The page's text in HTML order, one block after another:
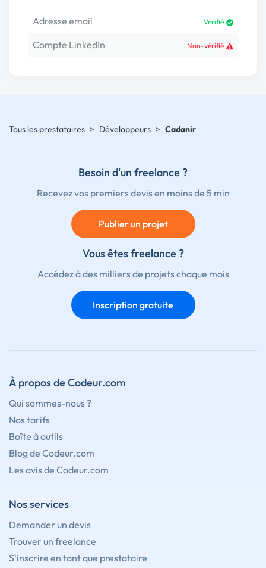
Adresse email Vérifié
Compte LinkedIn Non-vérifié
Tous les prestataires > Développeurs > Cadanir
Besoin d'un freelance ?
Recevez vos premiers devis en moins de 5 min
Publier un projet
Vous êtes freelance ?
Accédez à des milliers de projets chaque mois
Inscription gratuite
À propos de Codeur.com
Qui sommes-nous ?
Nos tarifs
Boîte à outils
Blog de Codeur.com
Les avis de Codeur.com
Nos services
Demander un devis
Trouver un freelance
S'inscrire en tant que prestataire